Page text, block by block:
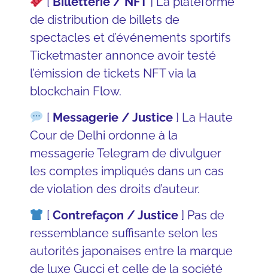
de distribution de billets de
spectacles et d’événements sportifs
Ticketmaster annonce avoir testé
l’émission de tickets NFT via la
blockchain Flow.
[ Messagerie / Justice] La Haute
Cour de Delhi ordonne à la
messagerie Telegram de divulguer
les comptes impliqués dans un cas
de violation des droits d’auteur.
[ Contrefaçon / Justice] Pas de
ressemblance suffisante selon les
autorités japonaises entre la marque
de luxe Gucci et celle de la société